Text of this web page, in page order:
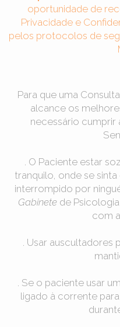
oportunidade de
Privacidade e
pelos protocolos de
Para que uma
alcance os
necessário cumprir
. O Paciente estar
tranquilo, onde se
interrompido por
Gabinetede
com
. Usar auscultadores
. Se o paciente usar
ligado à corrente